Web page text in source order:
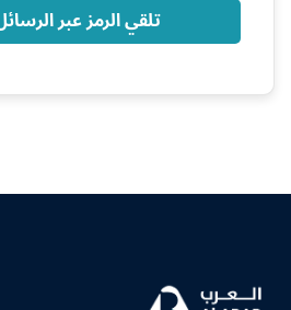
تلقي الرمز عبر